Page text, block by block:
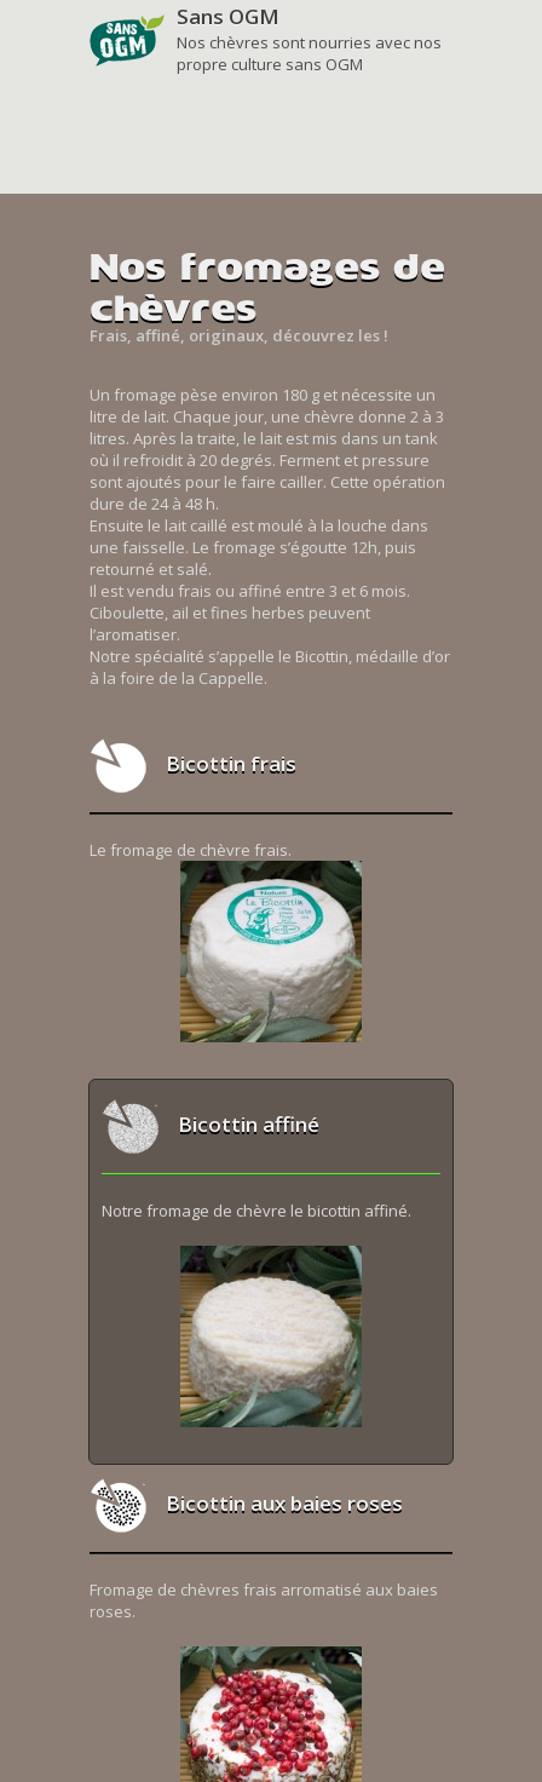
Sans OGM
Nos chèvres sont nourries avec nos
propre culture sans OGM
Nos fromages de
chèvres
Frais, affiné, originaux, découvrez les !
Un fromage pèse environ 180 g et nécessite un
litre de lait. Chaque jour, une chèvre donne 2 à 3
litres. Après la traite, le lait est mis dans un tank
où il refroidit à 20 degrés. Ferment et pressure
sont ajoutés pour le faire cailler. Cette opération
dure de 24 à 48 h.
Ensuite le lait caillé est moulé à la louche dans
une faisselle. Le fromage s’égoutte 12h, puis
retourné et salé.
Il est vendu frais ou affiné entre 3 et 6 mois.
Ciboulette, ail et fines herbes peuvent
l’aromatiser.
Notre spécialité s’appelle le Bicottin, médaille d’or
à la foire de la Cappelle.
Bicottin frais
Le fromage de chèvre frais.
Bicottin affiné
Notre fromage de chèvre le bicottin affiné.
Bicottin aux baies roses
Fromage de chèvres frais arromatisé aux baies
roses.